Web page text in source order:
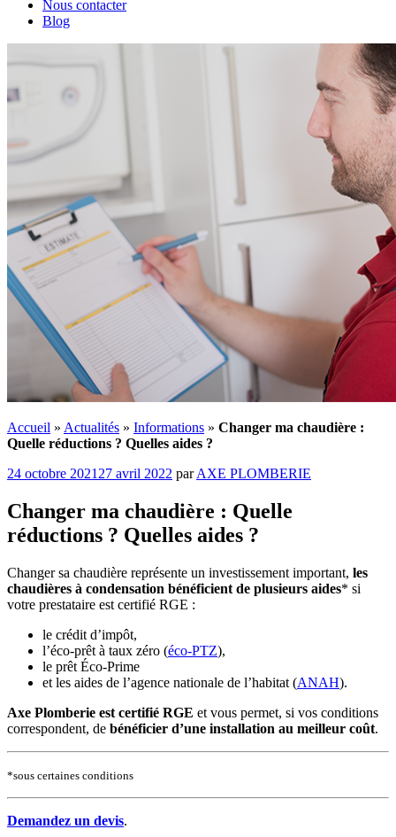
Nous contacter
Blog
Accueil » Actualités » Informations » Changer ma chaudière :
Quelle réductions ? Quelles aides ?
Publié
24 octobre 2021 27 avril 2022 parAXE PLOMBERIE
Changer ma chaudière : Quelle
réductions ? Quelles aides ?
Changer sa chaudière représente un investissement important, les
chaudières à condensation bénéficient de plusieurs aides* si
votre prestataire est certifié RGE :
le crédit d’impôt,
l’éco-prêt à taux zéro (éco-PTZ),
le prêt Éco-Prime
et les aides de l’agence nationale de l’habitat (ANAH).
Axe Plomberie est certifié RGE et vous permet, si vos conditions
correspondent, de bénéficier d’une installation au meilleur coût.
*sous certaines conditions
Demandez un devis.